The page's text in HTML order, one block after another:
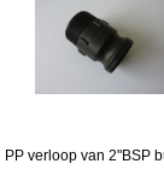
PP verloop van 2"BSP